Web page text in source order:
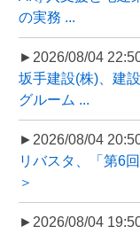
の実務 ...
►2026/08/04
坂手建設(株)、建
グルーム ...
►2026/08/04
リバスタ、「第6
＞
►2026/08/04